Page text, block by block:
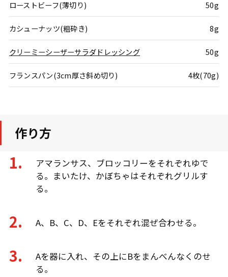
ローストビーフ(薄切り) 50g
カシューナッツ(粗砕き) 8g
クリーミーシーザーサラダドレッシング 50g
フランスパン(3cm厚さ斜め切り) 4枚(70g)
作り方
アマランサス、ブロッコリーをそれぞれゆで
る。まいたけ、かぼちゃはそれぞれグリルす
る。
A、B、C、D、Eをそれぞれ混ぜ合わせる。
Aを器に入れ、その上にBをまんべんなくのせ
る。